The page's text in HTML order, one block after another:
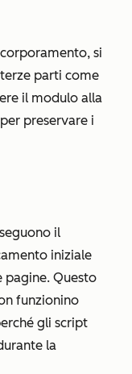
si
parti come
il modulo alla
preservare i
il
iniziale
pagine. Questo
funzionino
gli script
la